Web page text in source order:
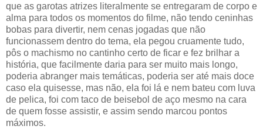
que as garotas atrizes literalmente se entregaram de corpo e
alma para todos os momentos do filme, não tendo ceninhas
bobas para divertir, nem cenas jogadas que não
funcionassem dentro do tema, ela pegou cruamente tudo,
pôs o machismo no cantinho certo de ficar e fez brilhar a
história, que facilmente daria para ser muito mais longo,
poderia abranger mais temáticas, poderia ser até mais doce
caso ela quisesse, mas não, ela foi lá e nem bateu com luva
de pelica, foi com taco de beisebol de aço mesmo na cara
de quem fosse assistir, e assim sendo marcou pontos
máximos.